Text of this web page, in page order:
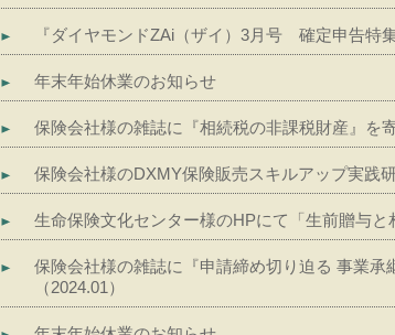
『ダイヤモンドZAi（ザイ）3月号 確定申告特
年末年始休業のお知らせ
保険会社様の雑誌に『相続税の非課税財産』を
保険会社様のDXMY保険販売スキルアップ実践
生命保険文化センター様のHPにて「生前贈与
保険会社様の雑誌に『申請締め切り迫る 事業
（2024.01）